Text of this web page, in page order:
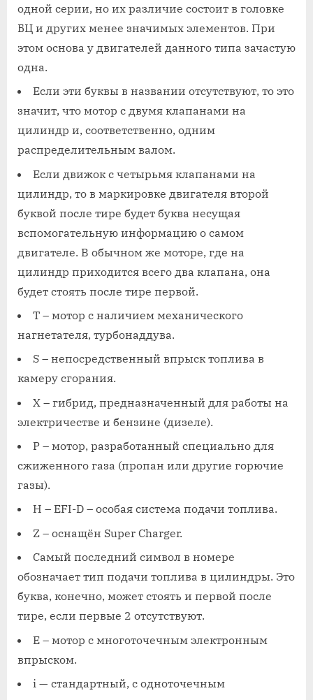
одной серии, но их различие состоит в головке
БЦ и других менее значимых элементов. При
этом основа у двигателей данного типа зачастую
одна.
Если эти буквы в названии отсутствуют, то это
значит, что мотор с двумя клапанами на
цилиндр и, соответственно, одним
распределительным валом.
Если движок с четырьмя клапанами на
цилиндр, то в маркировке двигателя второй
буквой после тире будет буква несущая
вспомогательную информацию о самом
двигателе. В обычном же моторе, где на
цилиндр приходится всего два клапана, она
будет стоять после тире первой.
Т – мотор с наличием механического
нагнетателя, турбонаддува.
S – непосредственный впрыск топлива в
камеру сгорания.
Х – гибрид, предназначенный для работы на
электричестве и бензине (дизеле).
Р – мотор, разработанный специально для
сжиженного газа (пропан или другие горючие
газы).
Н – EFI-D – особая система подачи топлива.
Z – оснащён Super Charger.
Самый последний символ в номере
обозначает тип подачи топлива в цилиндры. Это
буква, конечно, может стоять и первой после
тире, если первые 2 отсутствуют.
Е – мотор с многоточечным электронным
впрыском.
і — стандартный, с одноточечным